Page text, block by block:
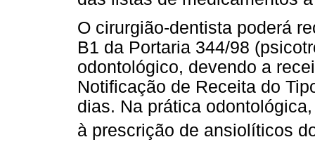
O cirurgião-dentista poderá
B1 da Portaria 344/98
odontológico, devendo a
Notificação de Receita do
dias. Na prática
à prescrição de ansiolíticos